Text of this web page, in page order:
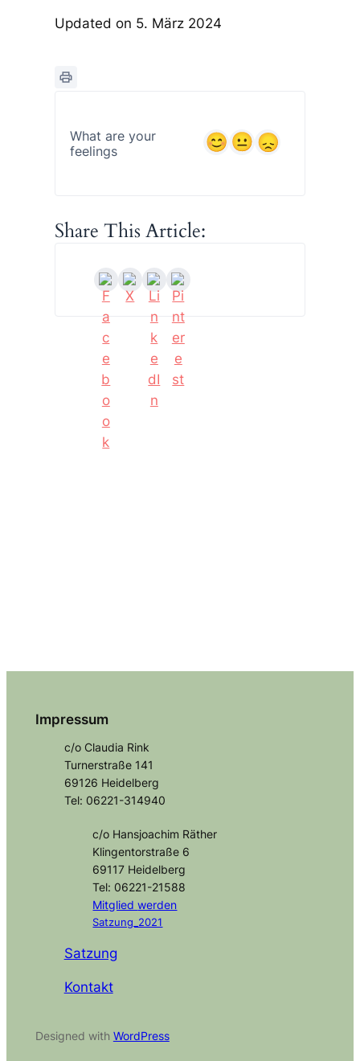
Updated on 5. März 2024
What are your
feelings
Share This Article:
Impressum
c/o Claudia Rink
Turnerstraße 141
69126 Heidelberg
Tel: 06221-314940
c/o Hansjoachim Räther
Klingentorstraße 6
69117 Heidelberg
Tel: 06221-21588
Mitgliedwerden
Satzung_2021
Satzung
Kontakt
Designed with WordPress